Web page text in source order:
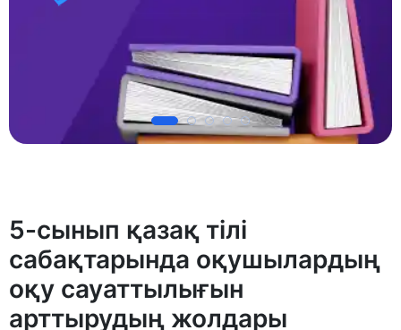
5-сынып қазақ тілі
сабақтарында оқушылардың
оқу сауаттылығын
арттырудың жолдары